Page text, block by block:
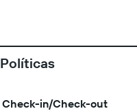
Políticas
Check-in/Check-out